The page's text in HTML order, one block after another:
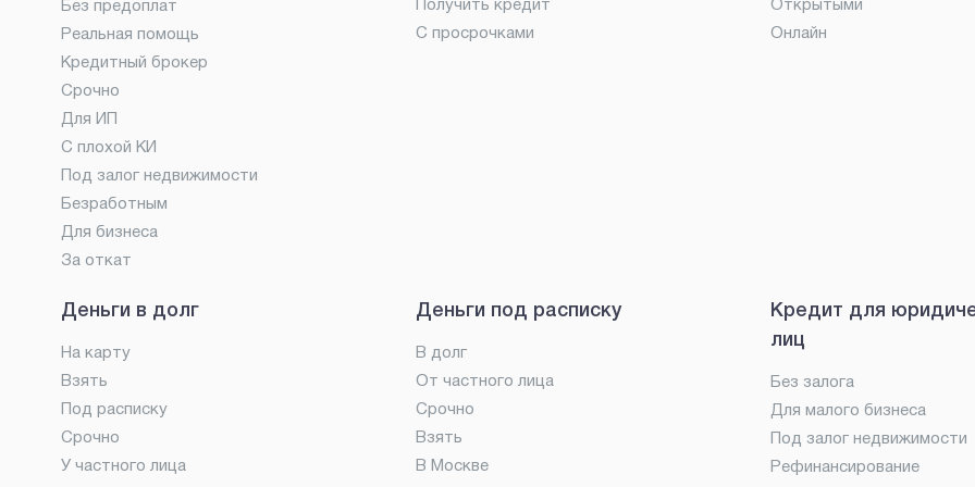
Без предоплат
Реальная помощь
Кредитный брокер
Срочно
Для ИП
С плохой КИ
Под залог недвижимости
Безработным
Для бизнеса
За откат
Получить кредит
С просрочками
Открытыми
Онлайн
Деньги в долг
На карту
Взять
Под расписку
Срочно
У частного лица
Деньги под расписку
В долг
От частного лица
Срочно
Взять
В Москве
Кредит для
лиц
Без залога
Для малого бизнеса
Под залог недвижимости
Рефинансирование